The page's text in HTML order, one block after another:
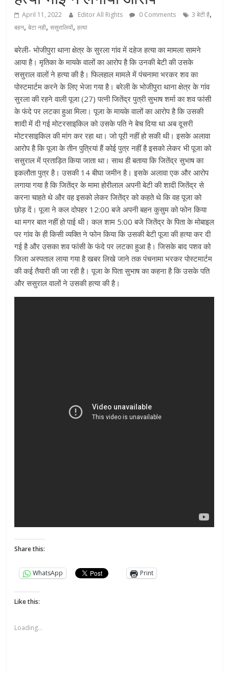
April 11, 2022 Editor All Rights 0 Comments 3 बेटी है,
बहन,बेटा नही,ससुरालियों,हत्या
बरेली- भोजीपुरा थाना क्षेत्र के सुरला गांव में दहेज हत्या का मामला सामने
आया है। मृतिका के मायके वालों का आरोप है कि उनकी बेटी की उसके
ससुराल वालों ने हत्या की है। फिलहाल मामले में पंचनामा भरकर शव का
पोस्टमार्टम करने के लिए भेजा गया है। बरेली के भोजीपुरा थाना क्षेत्र के गांव
सुरला की रहने वाली पूजा (27) पत्नी जितेंद्र पुत्री सुभाष शर्मा का शव फांसी
के फंदे पर लटका हुआ मिला। पूजा के मायके वालों का आरोप है कि उसकी
शादी में दी गई मोटरसाइकिल को उसके पति ने बेच दिया था अब दूसरी
मोटरसाइकिल की मांग कर रहा था। जो पूरी नहीं हो सकी थी। इसके अलावा
आरोप है कि पूजा के तीन पुत्रियां हैं कोई पुत्र नहीं है इसको लेकर भी पूजा को
ससुराल में प्रताड़ित किया जाता था। साथ ही बताया कि जितेंद्र सुभाष का
इकलौता पुत्र है। उसकी 14 बीघा जमीन है। इसके अलावा एक और आरोप
लगाया गया है कि जितेंद्र के मामा होरीलाल अपनी बेटी की शादी जितेंद्र से
करना चाहते थे और वह इसको लेकर जितेंद्र को कहते थे कि वह पूजा को
छोड़ दें। पूजा ने कल दोपहर 12:00 बजे अपनी बहन कुसुम को फोन किया
था मगर बात नहीं हो पाई थी। कल शाम 5:00 बजे जितेंद्र के पिता के मोबाइल
पर गांव के ही किसी व्यक्ति ने फोन किया कि उसकी बेटी पूजा की हत्या कर दी
गई है और उसका शव फांसी के फंदे पर लटका हुआ है। जिसके बाद पशव को
जिला अस्पताल लाया गया है खबर लिखे जाने तक पंचनामा भरकर पोस्टमार्टम
की कई तैयारी की जा रही है। पूजा के पिता सुभाष का कहना है कि उसके पति
और ससुराल वालों ने उसकी हत्या की है।
Share this:
WhatsApp Print
Like this:
Loading...